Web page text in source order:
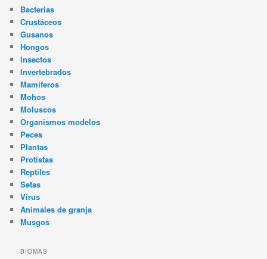
Bacterias
Crustáceos
Gusanos
Hongos
Insectos
Invertebrados
Mamíferos
Mohos
Moluscos
Organismos modelos
Peces
Plantas
Protistas
Reptiles
Setas
Virus
Animales de granja
Musgos
BIOMAS